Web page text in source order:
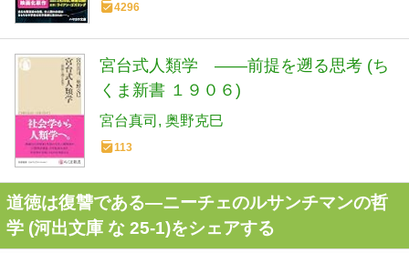
4296
宮台式人類学 ――前提を遡る思考 (ち
くま新書 １９０６)
宮台真司 奥野克巳
113
道徳は復讐である―ニーチェのルサンチマンの哲
学 (河出文庫 な 25-1)をシェアする